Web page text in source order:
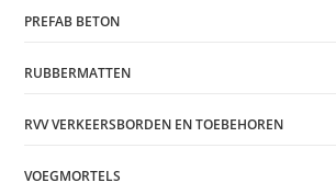
PREFAB BETON
RUBBERMATTEN
RVV VERKEERSBORDEN EN TOEBEHOREN
VOEGMORTELS